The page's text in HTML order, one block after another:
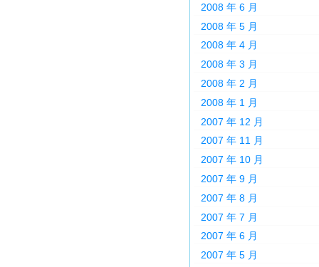
2008 年 6 月
2008 年 5 月
2008 年 4 月
2008 年 3 月
2008 年 2 月
2008 年 1 月
2007 年 12 月
2007 年 11 月
2007 年 10 月
2007 年 9 月
2007 年 8 月
2007 年 7 月
2007 年 6 月
2007 年 5 月